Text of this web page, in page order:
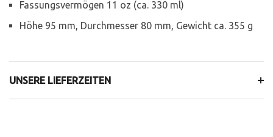
Fassungsvermögen 11 oz (ca. 330 ml)
Höhe 95 mm, Durchmesser 80 mm, Gewicht ca. 355 g
UNSERE LIEFERZEITEN